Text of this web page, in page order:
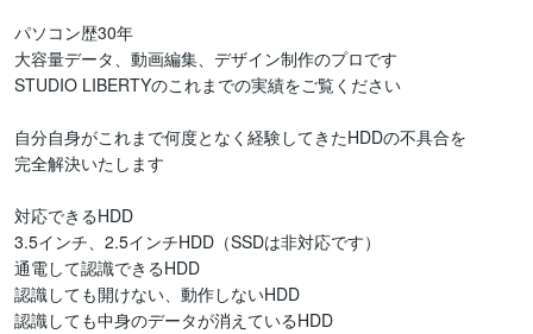
パソコン歴30年
大容量データ、動画編集、デザイン制作のプロです
STUDIO LIBERTYのこれまでの実績をご覧ください
自分自身がこれまで何度となく経験してきたHDDの不具合を
完全解決いたします
対応できるHDD
3.5インチ、2.5インチHDD（SSDは非対応です）
通電して認識できるHDD
認識しても開けない、動作しないHDD
認識しても中身のデータが消えているHDD